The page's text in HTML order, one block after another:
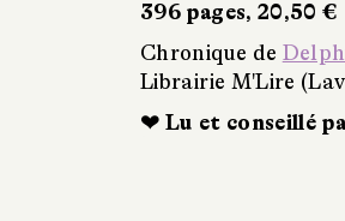
396 pages, 20,50 €
Chronique de
Librairie M'Lire
❤ Lu et conseillé